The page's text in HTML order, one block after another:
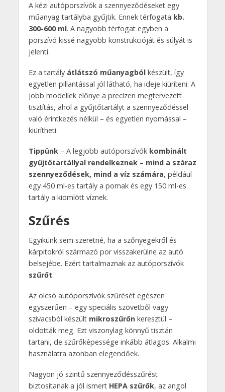
A kézi autóporszívók a szennyeződéseket egy
műanyag tartályba gyűjtik. Ennek térfogata kb.
300-600 ml. A nagyobb térfogat egyben a
porszívó kissé nagyobb konstrukcióját és súlyát is
jelenti.
Ez a tartály átlátszó műanyagbólkészült, így
egyetlen pillantással jól látható, ha ideje kiüríteni. A
jobb modellek előnye a precízen megtervezett
tisztítás, ahol a gyűjtőtartályt a szennyeződéssel
való érintkezés nélkül – és egyetlen nyomással –
kiürítheti.
Tippünk– A legjobb autóporszívók kombinált
gyűjtőtartállyal rendelkeznek – mind a száraz
szennyeződések, mind a víz számára, például
egy 450 ml-es tartály a pornak és egy 150 ml-es
tartály a kiömlött víznek.
Szűrés
Egyikünk sem szeretné, ha a szőnyegekről és
kárpitokról származó por visszakerülne az autó
belsejébe. Ezért tartalmaznak az autóporszívók
szűrőt.
Az olcsó autóporszívók szűrését egészen
egyszerűen – egy speciális szövetből vagy
szivacsból készült mikroszűrőnkeresztül –
oldották meg. Ezt viszonylag könnyű tisztán
tartani, de szűrőképessége inkább átlagos. Alkalmi
használatra azonban elegendőek.
Nagyon jó szintű szennyeződésszűrést
biztosítanak a jól ismert HEPA szűrők, az angol